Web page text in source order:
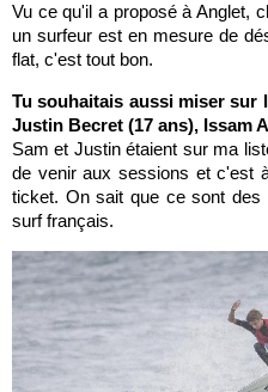
Vu ce qu'il a proposé à Anglet,
un surfeur est en mesure de
flat, c'est tout bon.
Tu souhaitais aussi miser sur
Justin Becret (17 ans), Issam
Sam et Justin étaient sur ma
de venir aux sessions et c'est
ticket. On sait que ce sont des
surf français.